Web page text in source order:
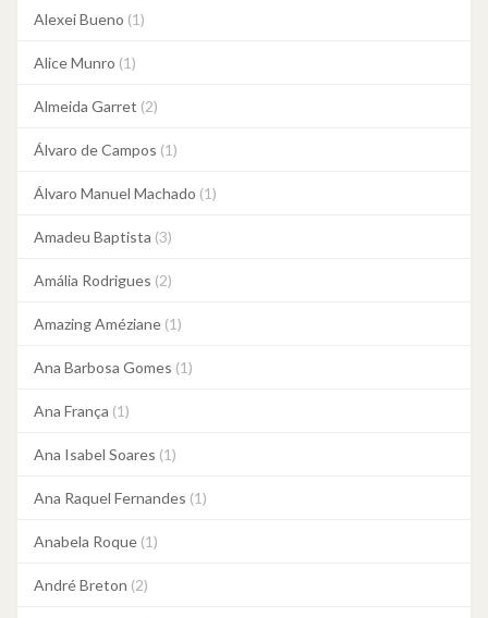
Alexei Bueno (1)
Alice Munro (1)
Almeida Garret (2)
Álvaro de Campos (1)
Álvaro Manuel Machado (1)
Amadeu Baptista (3)
Amália Rodrigues (2)
Amazing Améziane (1)
Ana Barbosa Gomes (1)
Ana França (1)
Ana Isabel Soares (1)
Ana Raquel Fernandes (1)
Anabela Roque (1)
André Breton (2)